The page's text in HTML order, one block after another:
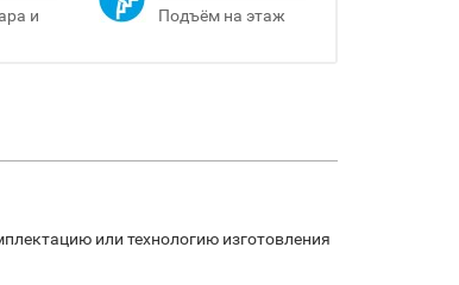
и
Подъём на этаж
или технологию изготовления